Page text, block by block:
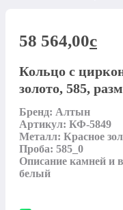
58 564,00c
Кольцо с
золото, 585,
Бренд: Алтын
Артикул: КФ-5849
Металл: Красное
Проба: 585_0
Описание камней и
белый